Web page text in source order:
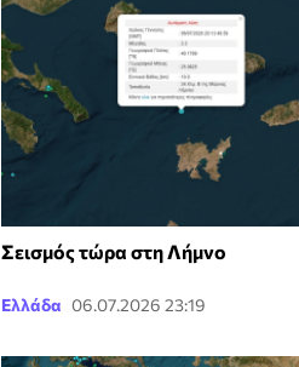
Σεισμός τώρα στη Λήμνο
Ελλάδα 06.07.2026 23:19